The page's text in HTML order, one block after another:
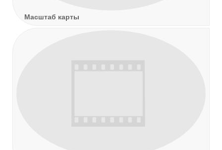
Масштаб карты